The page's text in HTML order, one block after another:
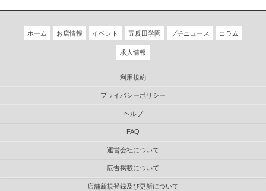
ホーム お店情報 イベント 五反田学園 プチニュース コラム
求人情報
利用規約
プライバシーポリシー
ヘルプ
FAQ
運営会社について
広告掲載について
店舗新規登録及び更新について